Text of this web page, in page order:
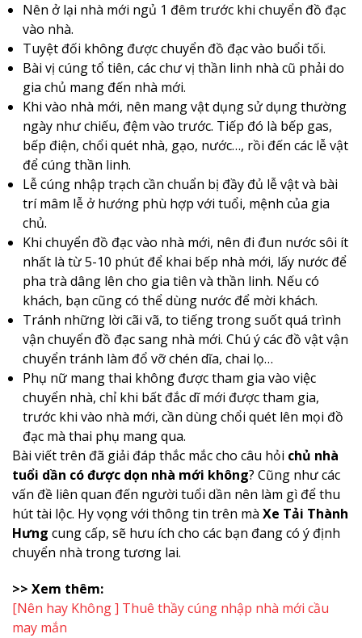
Nên ở lại nhà mới ngủ 1 đêm trước khi chuyển đồ đạc
vào nhà.
Tuyệt đối không được chuyển đồ đạc vào buổi tối.
Bài vị cúng tổ tiên, các chư vị thần linh nhà cũ phải do
gia chủ mang đến nhà mới.
Khi vào nhà mới, nên mang vật dụng sử dụng thường
ngày như chiếu, đệm vào trước. Tiếp đó là bếp gas,
bếp điện, chổi quét nhà, gạo, nước…, rồi đến các lễ vật
để cúng thần linh.
Lễ cúng nhập trạch cần chuẩn bị đầy đủ lễ vật và bài
trí mâm lễ ở hướng phù hợp với tuổi, mệnh của gia
chủ.
Khi chuyển đồ đạc vào nhà mới, nên đi đun nước sôi ít
nhất là từ 5-10 phút để khai bếp nhà mới, lấy nước để
pha trà dâng lên cho gia tiên và thần linh. Nếu có
khách, bạn cũng có thể dùng nước để mời khách.
Tránh những lời cãi vã, to tiếng trong suốt quá trình
vận chuyển đồ đạc sang nhà mới. Chú ý các đồ vật vận
chuyển tránh làm đổ vỡ chén dĩa, chai lọ…
Phụ nữ mang thai không được tham gia vào việc
chuyển nhà, chỉ khi bất đắc dĩ mới được tham gia,
trước khi vào nhà mới, cần dùng chổi quét lên mọi đồ
đạc mà thai phụ mang qua.
Bài viết trên đã giải đáp thắc mắc cho câu hỏi chủ nhà
tuổi dần có được dọn nhà mới không? Cũng như các
vấn đề liên quan đến người tuổi dần nên làm gì để thu
hút tài lộc. Hy vọng với thông tin trên mà Xe Tải Thành
Hưng cung cấp, sẽ hưu ích cho các bạn đang có ý định
chuyển nhà trong tương lai.
>> Xem thêm:
[Nên hay Không ] Thuê thầy cúng nhập nhà mới cầu
may mắn